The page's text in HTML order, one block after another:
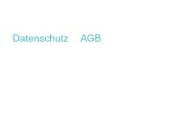
Datenschutz AGB